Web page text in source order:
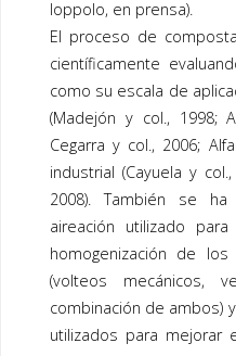
Ioppolo, en prensa).
El proceso de
científicamente
como su escala de
(Madejón y col., 1998;
Cegarra y col., 2006;
industrial (Cayuela y
2008). También se
aireación utilizado
homogenización de
(volteos mecánicos,
combinación de ambos)
utilizados para mejorar